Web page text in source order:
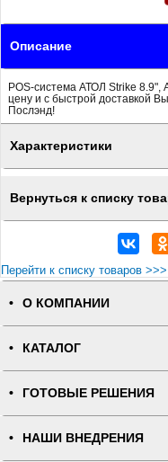
Описание
POS-система АТОЛ Strike
цену и с быстрой доставкой
Послэнд!
Характеристики
Вернуться к списку
Перейти к списку товаров >>>
О КОМПАНИИ
КАТАЛОГ
ГОТОВЫЕ РЕШЕНИЯ
НАШИ ВНЕДРЕНИЯ